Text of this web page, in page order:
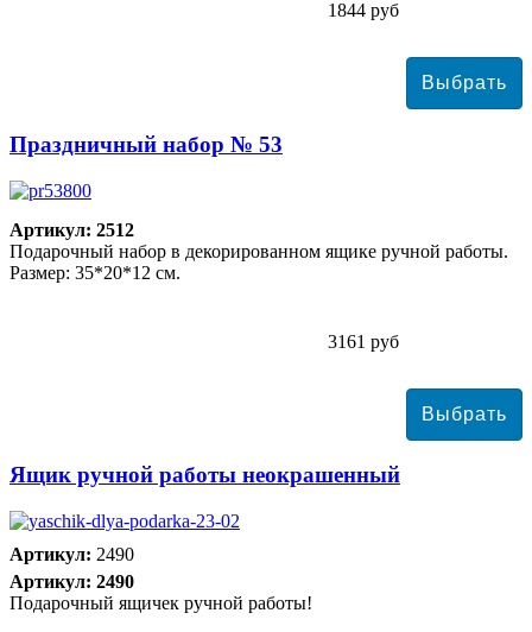
1844 руб
Праздничный набор № 53
Артикул: 2512
Подарочный набор в декорированном ящике ручной работы.
Размер: 35*20*12 см.
3161 руб
Ящик ручной работы неокрашенный
Артикул: 2490
Артикул: 2490
Подарочный ящичек ручной работы!